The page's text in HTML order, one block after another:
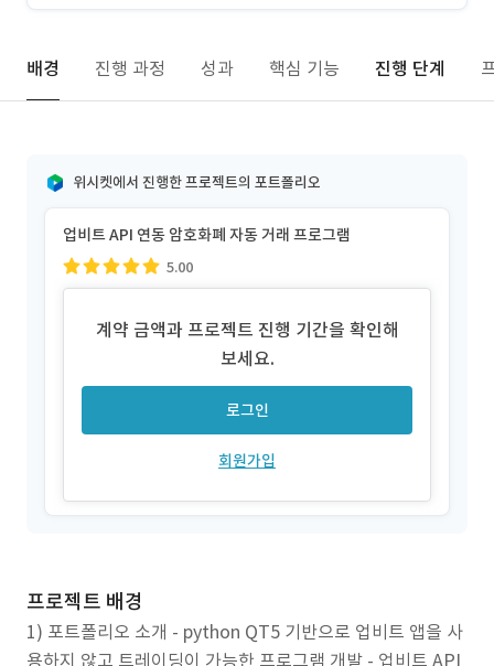
배경 진행 과정 성과 핵심 기능 진행 단계
위시켓에서 진행한 프로젝트의 포트폴리오
업비트 API 연동 암호화폐 자동 거래 프로그램
5.00
계약 금액과 프로젝트 진행 기간을 확인해
보세요.
로그인
회원가입
프로젝트 배경
1) 포트폴리오 소개 - python QT5 기반으로 업비트 앱을 사
용하지 않고 트레이딩이 가능한 프로그램 개발 - 업비트 API